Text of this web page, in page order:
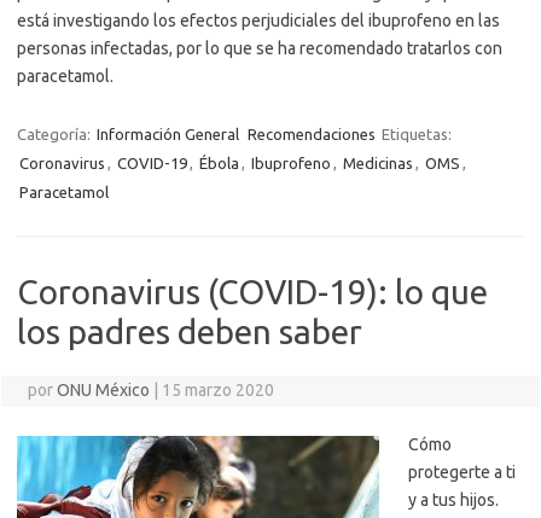
está investigando los efectos perjudiciales del ibuprofeno en las
personas infectadas, por lo que se ha recomendado tratarlos con
paracetamol.
Categoría: Información General Recomendaciones Etiquetas:
Coronavirus , COVID-19, Ébola , Ibuprofeno , Medicinas , OMS ,
Paracetamol
Coronavirus (COVID-19): lo que
los padres deben saber
porONU México 15 marzo 2020
Cómo
protegerte a ti
y a tus hijos.